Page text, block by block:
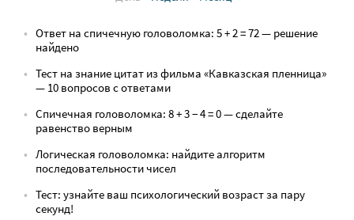
Ответ на спичечную головоломка: 5 + 2 = 72 — решение
найдено
Тест на знание цитат из фильма «Кавказская пленница»
— 10 вопросов с ответами
Спичечная головоломка: 8 + 3 − 4 = 0 — сделайте
равенство верным
Логическая головоломка: найдите алгоритм
последовательности чисел
Тест: узнайте ваш психологический возраст за пару
секунд!